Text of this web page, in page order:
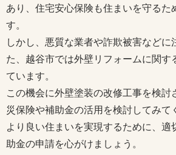
あり、住宅安心保険も住まいを守るた
す。
しかし、悪質な業者や詐欺被害などに
た、越谷市では外壁リフォームに関す
ています。
この機会に外壁塗装の改修工事を検討
災保険や補助金の活用を検討してみて
より良い住まいを実現するために、適
助金の申請を心がけましょう。